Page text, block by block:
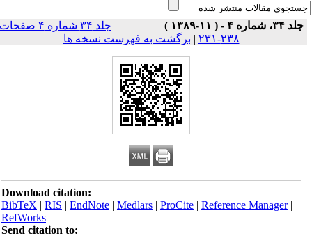
جلد ۳۴، شماره ۴ - ( ۱۱-۱۳۸۹ )
جلد ۳۴ شماره ۴ صفحات
۲۳۸-۲۳۱
|برگشت به فهرست نسخه ها
Download citation:
BibTeX|RIS|EndNote|Medlars|ProCite|Reference Manager
RefWorks
Send citation to: